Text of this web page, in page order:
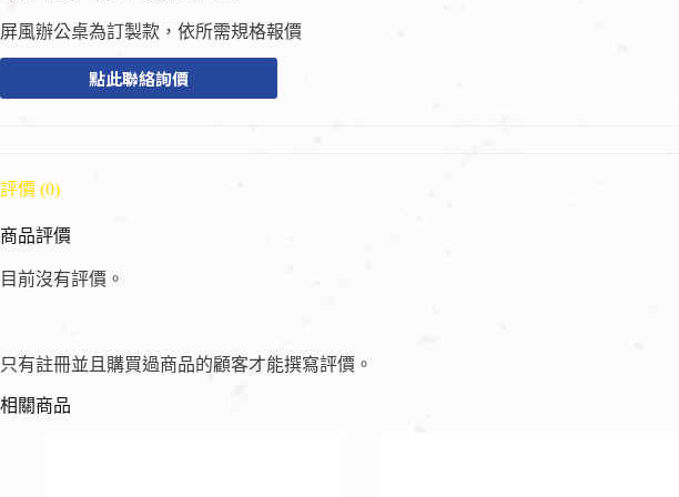
屏風辦公桌為訂製款，依所需規格報價
點此聯絡詢價
評價 (0)
商品評價
目前沒有評價。
只有註冊並且購買過商品的顧客才能撰寫評價。
相關商品